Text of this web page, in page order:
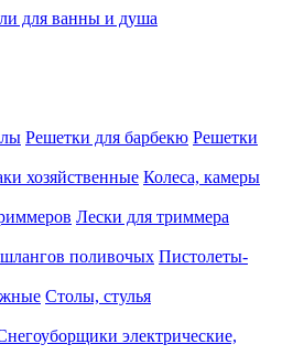
для ванны и душа
Решетки для барбекю Решетки
хозяйственные Колеса, камеры
Лески для триммера
поливочых Пистолеты-
Столы, стулья
электрические,